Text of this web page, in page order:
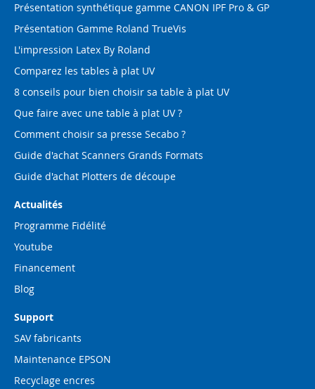
Présentation synthétique gamme CANON IPF Pro & GP
Présentation Gamme Roland TrueVis
L'impression Latex By Roland
Comparez les tables à plat UV
8 conseils pour bien choisir sa table à plat UV
Que faire avec une table à plat UV ?
Comment choisir sa presse Secabo ?
Guide d'achat Scanners Grands Formats
Guide d'achat Plotters de découpe
Actualités
Programme Fidélité
Youtube
Financement
Blog
Support
SAV fabricants
Maintenance EPSON
Recyclage encres